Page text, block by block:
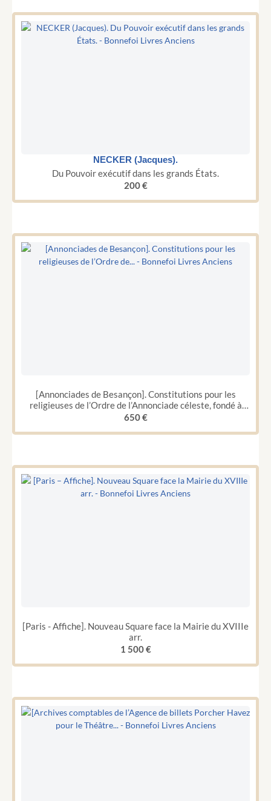
NECKER (Jacques).
Du Pouvoir exécutif dans les grands États.
200€
[Annonciades de Besançon]. Constitutions pour les
religieuses de l’Ordre de l’Annonciade céleste, fondé à
Gènes en l’année 1604. Besançon, Jean-Louis Boudret,
monastère de l’Annonciade. Fondé à Gènes l’année de
l’Annonciale céleste. Fondé à Gènes l’année de notre Salut
1604.
650€
[Paris - Affiche]. Nouveau Square face la Mairie du XVIIIe
arr.
1 500€